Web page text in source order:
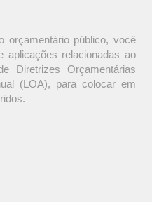
orçamentário público, você
aplicações relacionadas ao
Diretrizes Orçamentárias
(LOA), para colocar em